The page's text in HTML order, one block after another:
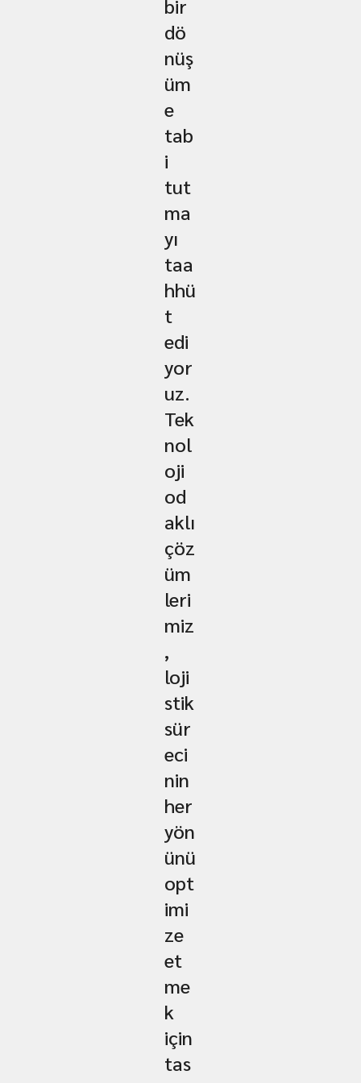
bir
dö
nüş
üm
e
tab
i
tut
ma
yı
taa
hhü
t
edi
yor
uz.
Tek
nol
oji
od
aklı
çöz
üm
leri
miz
,
loji
stik
sür
eci
nin
her
yön
ünü
opt
imi
ze
et
me
k
için
tas